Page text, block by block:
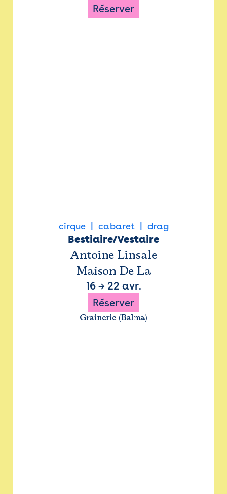
Réserver
cirque cabaret drag
Bestiaire/Vestaire
Antoine Linsale
Maison De La
16→ 22 avr.
Réserver
Grainerie (Balma)